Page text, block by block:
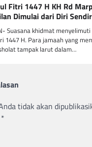
Fitri 1447 H KH Rd
Dimulai dari Diri
Suasana khidmat
1447 H. Para jamaah yang
tampak larut dalam…
tidak akan
*